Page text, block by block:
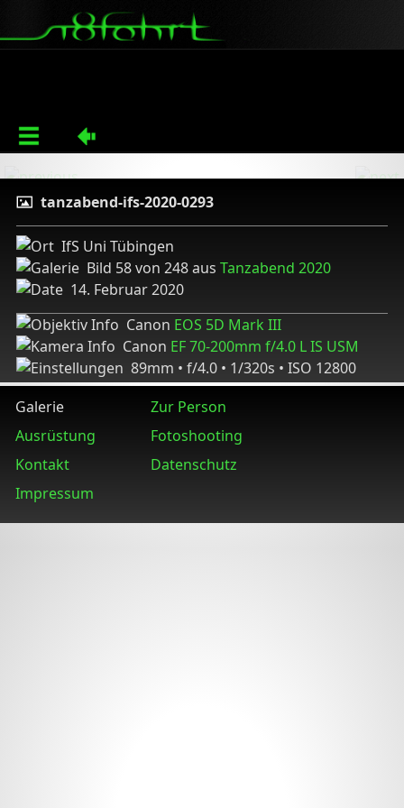
tanzabend-ifs-2020-0293
IfS Uni Tübingen
Bild 58 von 248 aus Tanzabend 2020
14. Februar 2020
Canon EOS 5D Mark III
Canon EF 70-200mm f/4.0 L IS USM
89mm • f/4.0 • 1/320s • ISO 12800
Galerie
Zur Person
Ausrüstung
Fotoshooting
Kontakt
Datenschutz
Impressum